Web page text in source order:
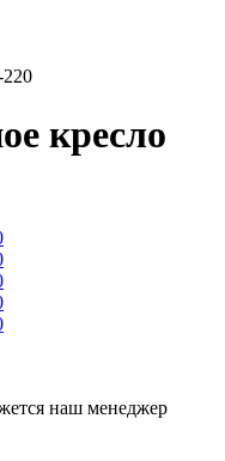
220
кресло
наш менеджер